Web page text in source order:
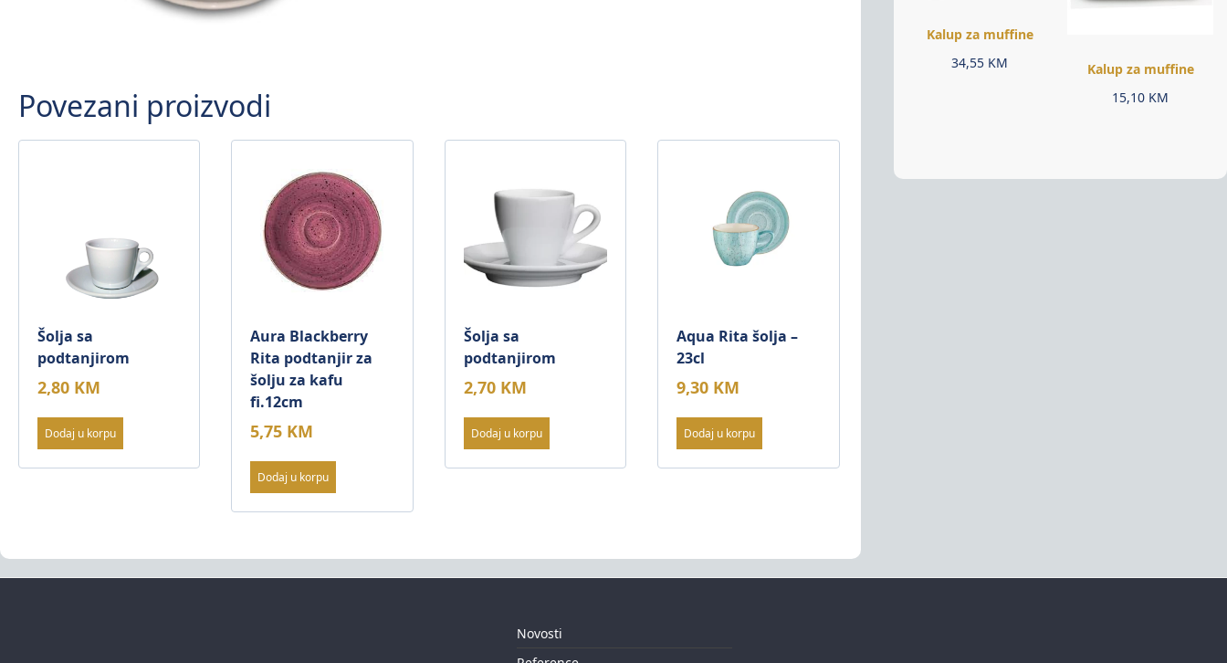
Povezani proizvodi
Šolja sa
podtanjirom
2,80 KM
Dodaj u korpu
Aura Blackberry
Rita podtanjir za
šolju za kafu
fi.12cm
5,75 KM
Dodaj u korpu
Šolja sa
podtanjirom
2,70 KM
Dodaj u korpu
Aqua Rita šolja –
23cl
9,30 KM
Dodaj u korpu
Kalup za muffine
34,55 KM
Kalup za muffine
15,10 KM
Novosti